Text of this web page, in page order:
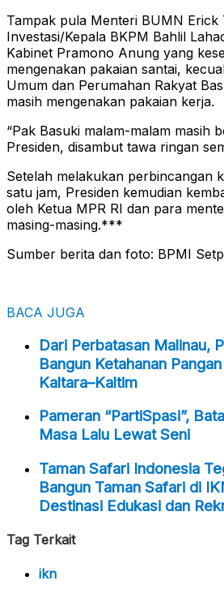
Tampak pula Menteri BUMN
Investasi/Kepala BKPM Bahlil
Kabinet Pramono Anung yang
mengenakan pakaian santai,
Umum dan Perumahan Rakyat
masih mengenakan pakaian kerja.
“Pak Basuki malam-malam masih
Presiden, disambut tawa ringan
Setelah melakukan perbincangan
satu jam, Presiden kemudian
oleh Ketua MPR RI dan para
masing-masing.***
Sumber berita dan foto: BPMI
BACA JUGA
Dari Perbatasan Malinau,
Bangun Ketahanan
Kaltara–Kaltim
Pameran “PartiSpasi”,
Masa Lalu Lewat Seni
Taman Safari Indonesia
Bangun Taman Safari di
Destinasi Edukasi dan
Tag Terkait
ikn